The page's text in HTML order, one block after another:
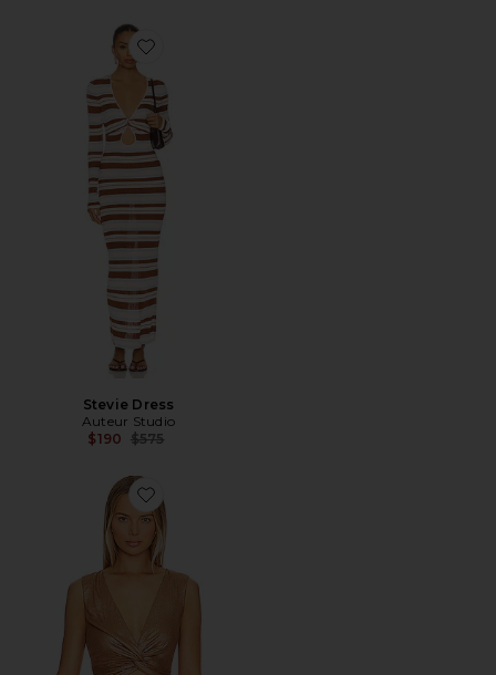
Favorite Stevie Dress
Stevie Dress
Auteur Studio
$190 Previous price:
$575
Favorite Top Torcido Uma